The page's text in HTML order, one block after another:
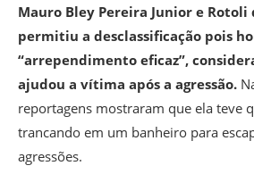
Mauro Bley Pereira Junior e Rotoli
permitiu a desclassificação pois
“arrependimento eficaz”,
ajudou a vítima após a agressão.
reportagens mostraram que ela teve
trancando em um banheiro para
agressões.